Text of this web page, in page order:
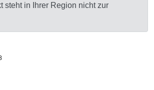
steht in Ihrer Region nicht zur